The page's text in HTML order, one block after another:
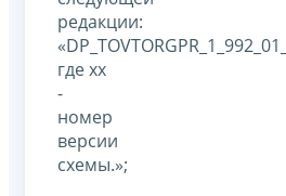
редакции:
где xx
-
номер
версии
схемы.»;